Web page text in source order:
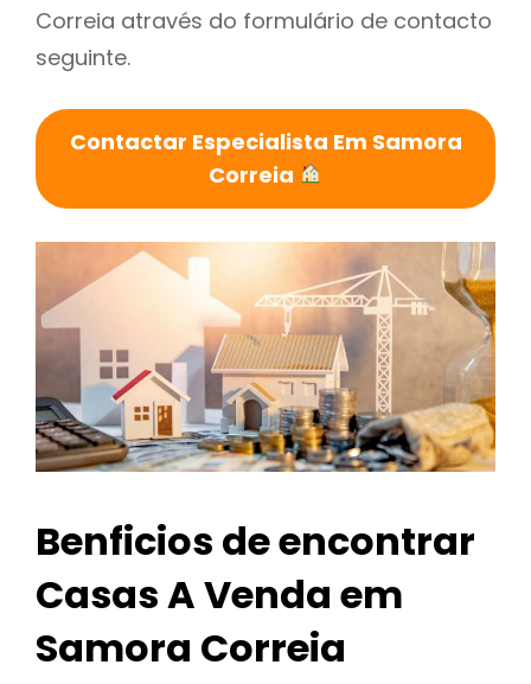
Correia através do formulário de contacto
seguinte.
Contactar Especialista Em Samora
Correia
Benficios de encontrar
Casas A Venda em
Samora Correia